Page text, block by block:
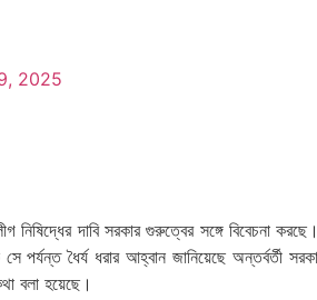
2025
দাবি সরকার গুরুত্বের সঙ্গে বিবেচনা
পর্যন্ত ধৈর্য ধরার আহ্বান জানিয়েছে অন্তর্বর্তী
বলা হয়েছে।